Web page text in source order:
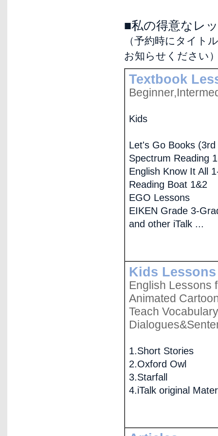
■私の得意なレ
（予約時にタイト
お知らせください
Textbook
Kids
Let's Go Books
Spectrum Reading
English Know It All
Reading Boat 1&2
EGO Lessons
EIKEN Grade 3-
and other iTalk ...
Kids Lessons
English Lessons
Animated
Teach
1.Short Stories
2.Oxford Owl
3.Starfall
4.iTalk original